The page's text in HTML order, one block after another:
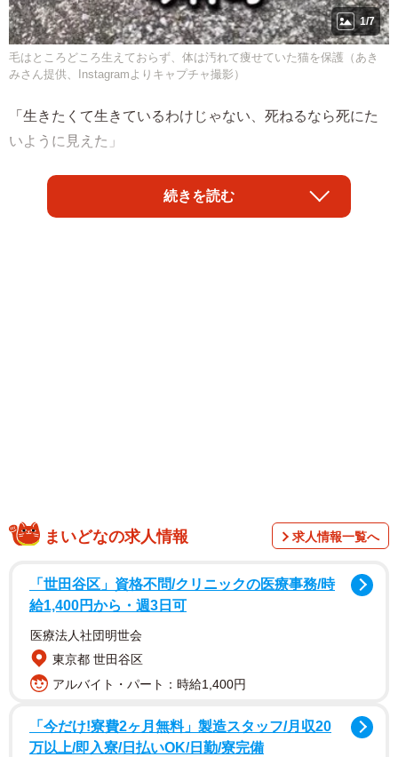
1/7
毛はところどころ生えておらず、体は汚れて痩せていた猫を保護（あき
みさん提供、Instagramよりキャプチャ撮影）
「生きたくて生きているわけじゃない、死ねるなら死にた
いように見えた」
そのような猫が保護された後、ふわふわのモフモフにな
り、人と寄り添い暮らしている。名前は「まーや」くん。
続きを読む
まいどなの求人情報 求人情報一覧へ
「世田谷区」資格不問/クリニックの医療事務/時
給1,400円から・週3日可
医療法人社団明世会
東京都 世田谷区
アルバイト・パート：時給1,400円
「今だけ!寮費2ヶ月無料」製造スタッフ/月収20
万以上/即入寮/日払いOK/日勤/寮完備